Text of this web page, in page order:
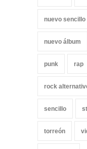
nuevo sencillo
nuevo álbum
punk rap
rock
sencillo
torreón